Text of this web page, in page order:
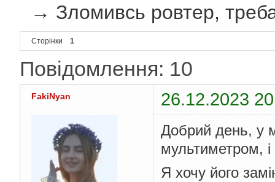
→ Зломивсь ровтер,
Сторінки 1
Повідомлення: 10
FakiNyan 26.12.2023
Добрий день, у
мультиметром,
Я хочу його